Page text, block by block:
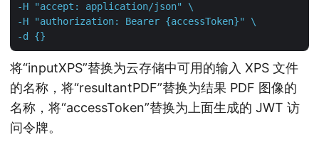
-H "accept: application/json" \
-H "authorization: Bearer {accessToken}" \
-d {}
将“inputXPS”替换为云存储中可用的输入 XPS 文件
的名称，将“resultantPDF”替换为结果 PDF 图像的
名称，将“accessToken”替换为上面生成的 JWT 访
问令牌。